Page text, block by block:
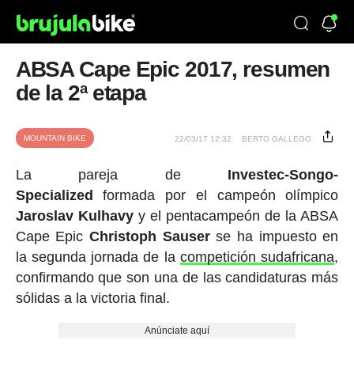
ABSA Cape Epic 2017, resumen
de la 2ª etapa
MOUNTAIN BIKE 22/03/17 12:32 BERTO GALLEGO
La pareja de Investec-Songo-
Specializedformada por el campeón olímpico
Jaroslav Kulhavyy el pentacampeón de la ABSA
Cape EpicChristoph Sauserse ha impuesto en
la segunda jornada de lacompetición sudafricana,
confirmando que son una de las candidaturas más
sólidas a la victoria final.
Anúnciate aquí